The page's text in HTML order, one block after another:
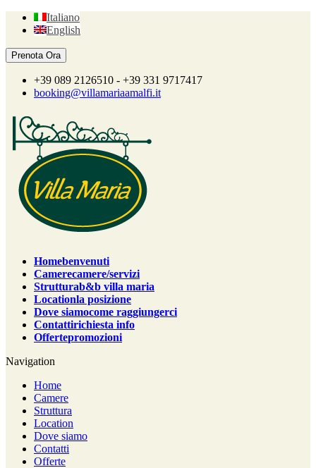
Italiano
English
+39 089 2126510 - +39 331 9717417
booking@villamariaamalfi.it
Homebenvenuti
Camerecamere/servizi
Strutturab&b villa maria
Locationla posizione
Dove siamocome raggiungerci
Contattirichiesta info
Offertepromozioni
Navigation
Home
Camere
Struttura
Location
Dove siamo
Contatti
Offerte